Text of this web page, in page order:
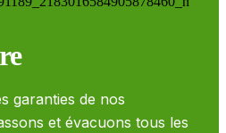
garanties de nos
et évacuons tous les